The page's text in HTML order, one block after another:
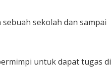
sekolah dan sampai
untuk dapat tugas di